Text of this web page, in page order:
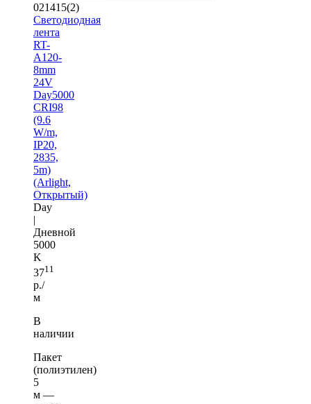
021415(2)
Светодиодная
лента
RT-
A120-
8mm
24V
Day5000
CRI98
(9.6
W/m,
IP20,
2835,
5m)
(Arlight,
Открытый)
Day
|
Дневной
5000
K
3711
р./
м
В
наличии
Пакет
(полиэтилен)
5
м —